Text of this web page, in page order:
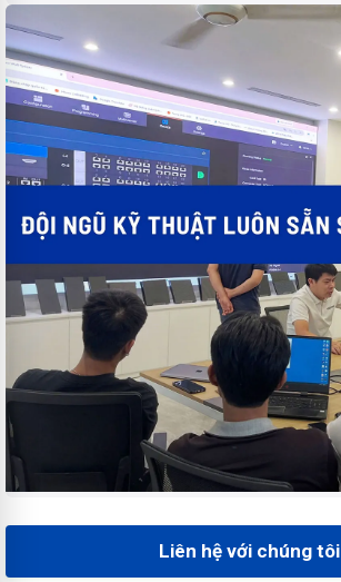
Liên hệ với chúng tôi